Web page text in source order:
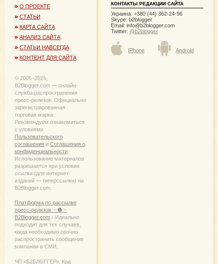
О ПРОЕКТЕ
СТАТЬИ
КАРТА САЙТА
АНАЛИЗ САЙТА
СТАТЬИ НАВСЕГДА
КОНТЕНТ ДЛЯ САЙТА
© 2005−2025,
B2Blogger.com — онлайн-
служба распространения
пресс-релизов. Официально
зарегистрированная
торговая марка.
Рекомендуем ознакомиться
с уловиями
Пользовательского
соглашения и Соглашения о
конфиденциальности
Использование материалов
разрешается при условии
ссылки (для интернет-
изданий — гиперссылки) на
B2Blogger.com.
Платформа по рассылке
пресс-релизов ☜❶☞
B2Blogger.com › Идеально
подходит для тех случаев,
когда необходимо срочно
распространить сообщение
компании в СМИ.
ЧП «Б2БЛОГГЕР», Код
КОНТАКТЫ РЕДАКЦИИ САЙТА
Украина: +380 (44) 362-24-96
Skype: b2blogger
Email: info@b2blogger.com
Twitter: @b2blogger
IPhone Android